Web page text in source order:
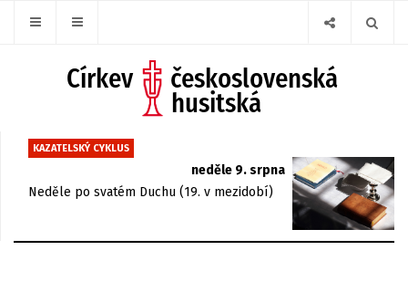
KAZATELSKÝ CYKLUS
neděle 9. srpna
Neděle po svatém Duchu (19. v mezidobí)